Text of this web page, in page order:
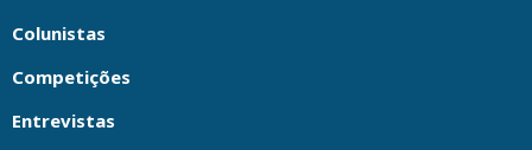
Colunistas
Competições
Entrevistas